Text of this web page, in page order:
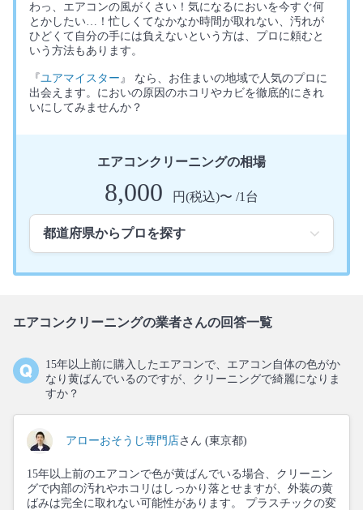
わっ、エアコンの風がくさい！気になるにおいを今すぐ何
とかしたい…！忙しくてなかなか時間が取れない、汚れが
ひどくて自分の手には負えないという方は、プロに頼むと
いう方法もあります。
『ユアマイスター 』 なら、お住まいの地域で人気のプロに
出会えます。においの原因のホコリやカビを徹底的にきれ
いにしてみませんか？
エアコンクリーニングの相場
8,000 円(税込)〜 /1台
エアコンクリーニングの業者さんの回答一覧
15年以上前に購入したエアコンで、エアコン自体の色がか
なり黄ばんでいるのですが、クリーニングで綺麗になりま
すか？
アローおそうじ専門店さん (東京都)
15年以上前のエアコンで色が黄ばんでいる場合、クリーニン
グで内部の汚れやホコリはしっかり落とせますが、外装の黄
ばみは完全に取れない可能性があります。 プラスチックの変